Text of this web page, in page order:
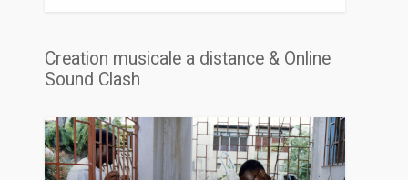
Creation musicale a distance & Online
Sound Clash